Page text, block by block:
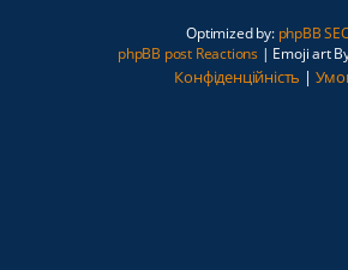
Optimized by: phpBB
phpBB post Reactions| Emoji art
Конфіденційність |